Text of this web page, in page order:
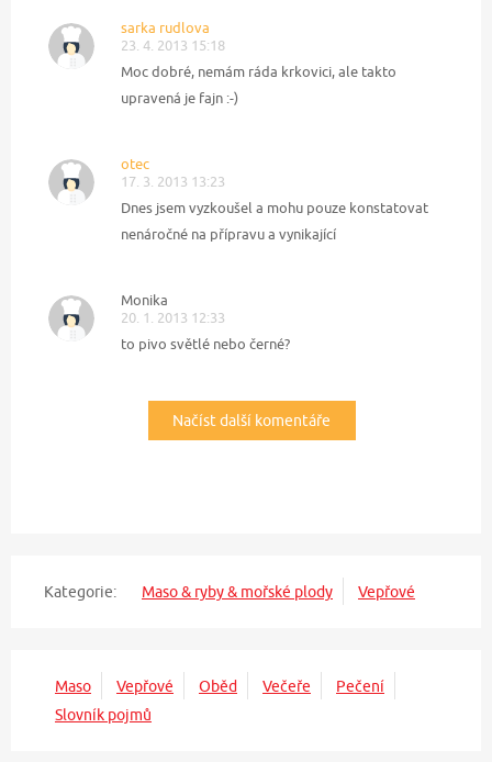
sarka rudlova
23. 4. 2013 15:18
Moc dobré, nemám ráda krkovici, ale takto
upravená je fajn :-)
otec
17. 3. 2013 13:23
Dnes jsem vyzkoušel a mohu pouze konstatovat
nenáročné na přípravu a vynikající
Monika
20. 1. 2013 12:33
to pivo světlé nebo černé?
Načíst další komentáře
Kategorie: Maso & ryby & mořské plody Vepřové
Maso Vepřové Oběd Večeře
Pečení
Slovník pojmů